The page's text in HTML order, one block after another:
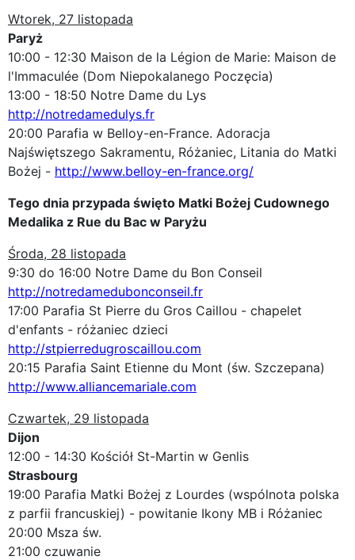
Wtorek, 27 listopada
Paryż
10:00 - 12:30 Maison de la Légion de Marie: Maison de
l'Immaculée (Dom Niepokalanego Poczęcia)
13:00 - 18:50 Notre Dame du Lys
http://notredamedulys.fr
20:00 Parafia w Belloy-en-France. Adoracja
Najświętszego Sakramentu, Różaniec, Litania do Matki
Bożej - http://www.belloy-en-france.org/
Tego dnia przypada święto Matki Bożej Cudownego
Medalika z Rue du Bac w Paryżu
Środa, 28 listopada
9:30 do 16:00 Notre Dame du Bon Conseil
http://notredamedubonconseil.fr
17:00 Parafia St Pierre du Gros Caillou - chapelet
d'enfants - różaniec dzieci
http://stpierredugroscaillou.com
20:15 Parafia Saint Etienne du Mont (św. Szczepana)
http://www.alliancemariale.com
Czwartek, 29 listopada
Dijon
12:00 - 14:30 Kościół St-Martin w Genlis
Strasbourg
19:00 Parafia Matki Bożej z Lourdes (wspólnota polska
z parfii francuskiej) - powitanie Ikony MB i Różaniec
20:00 Msza św.
21:00 czuwanie